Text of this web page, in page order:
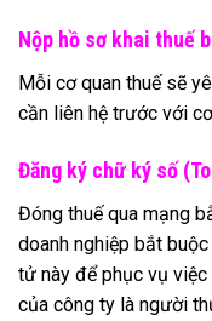
Nộp hồ sơ khai thuế
Mỗi cơ quan thuế sẽ
cần liên hệ trước với
Đăng ký chữ ký số
Đóng thuế qua mạng
doanh nghiệp bắt
tử này để phục vụ việc
của công ty là người